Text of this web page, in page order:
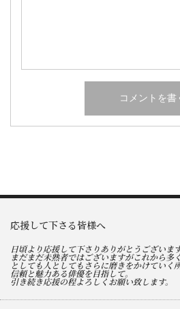
応援して下さる皆様へ
日頃より応援して下さりありがとうございます
まだまだ未熟者ではございますがこれから多
としても人としてもさらに磨きをかけていく
信頼と魅力ある俳優を目指して。
引き続き応援の程よろしくお願い致します。